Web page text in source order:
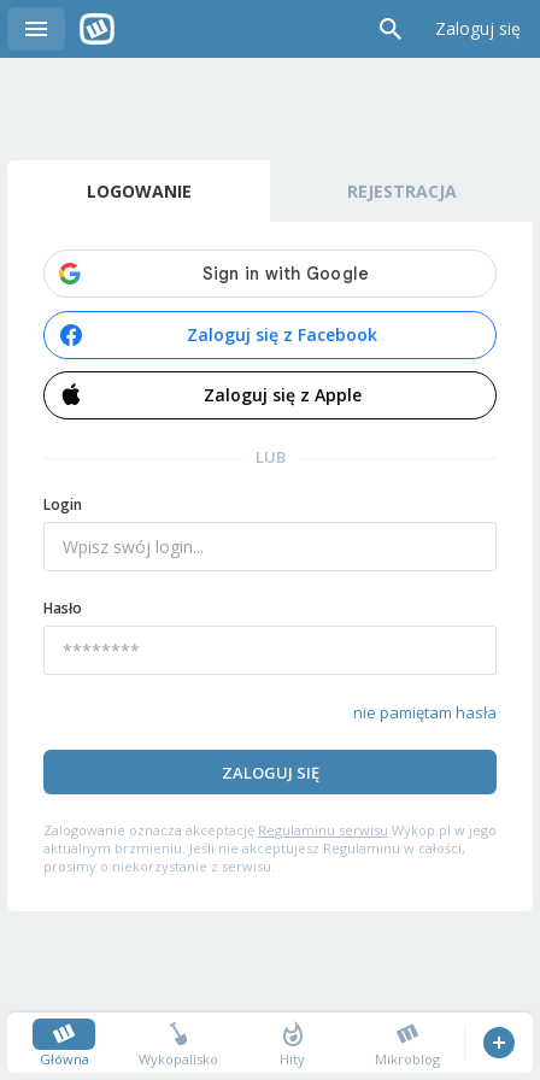
Zaloguj się
LOGOWANIE REJESTRACJA
Zaloguj się z Facebook
Zaloguj się z Apple
LUB
Login
Hasło
nie pamiętam hasła
ZALOGUJ SIĘ
Zalogowanie oznacza akceptację Regulaminu serwisu Wykop.pl w jego
aktualnym brzmieniu. Jeśli nie akceptujesz Regulaminu w całości,
prosimy o niekorzystanie z serwisu.
Główna Wykopalisko Hity Mikroblog